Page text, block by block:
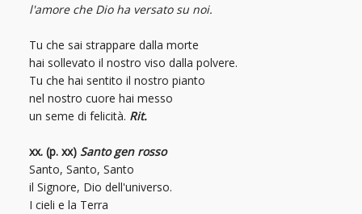
l'amore che Dio ha versato su noi.
Tu che sai strappare dalla morte
hai sollevato il nostro viso dalla polvere.
Tu che hai sentito il nostro pianto
nel nostro cuore hai messo
un seme di felicità. Rit.
xx. (p. xx) Santo gen rosso
Santo, Santo, Santo
il Signore, Dio dell'universo.
I cieli e la Terra